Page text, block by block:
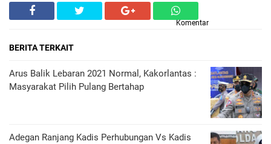
Komentar
BERITA TERKAIT
Arus Balik Lebaran 2021 Normal, Kakorlantas :
Masyarakat Pilih Pulang Bertahap
Adegan Ranjang Kadis Perhubungan Vs Kadis